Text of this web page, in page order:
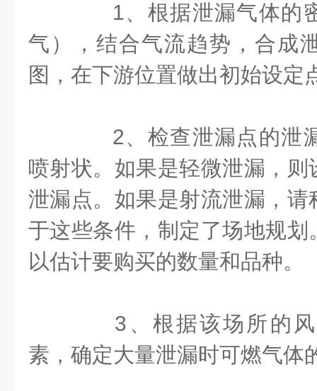
1、根据泄漏气体的
气），结合气流趋势，合成
图，在下游位置做出初始设定
2、检查泄漏点的泄
喷射状。如果是轻微泄漏，
泄漏点。如果是射流泄漏，
于这些条件，制定了场地规
以估计要购买的数量和品种。
3、根据该场所的风
素，确定大量泄漏时可燃气体